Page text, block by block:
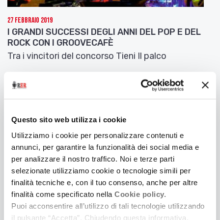
Questo sito web utilizza i cookie
Utilizziamo i cookie per personalizzare contenuti e
annunci, per garantire la funzionalità dei social media e
per analizzare il nostro traffico. Noi e terze parti
selezionate utilizziamo cookie o tecnologie simili per
finalità tecniche e, con il tuo consenso, anche per altre
finalità come specificato nella Cookie policy.
Puoi acconsentire all’utilizzo di tali tecnologie utilizzando
il pulsante “Accetta”. Chiudendo questa informativa,
Raf Bafunno –tastiere, piano Fender Rhodes,
arrangiamenti
Lorenzo Bombacini –sax baritono, bandleader
Alessandro Bussolari –tromba
Sandro Caliumi –trombone
Alessandro Morini –
tromba, flicorno
Vic Johnson –voce solista, armonica, cori
Renato Raineri –batteria
Elena Villani –voce solista, cori
Massimo Ortensi –sound engineer
Guarda il video
dell’intervista su YouTube
27 Febbraio 2019
I GRANDI SUCCESSI DEGLI ANNI DEL POP E DEL
ROCK CON I GROOVECAFÈ
Tra i vincitori del concorso Tieni Il palco
16 Febbraio 2019